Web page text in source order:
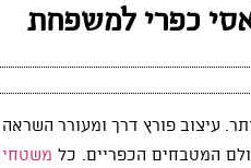
כפרי למשפחת
המטבחים הכפריים. כל